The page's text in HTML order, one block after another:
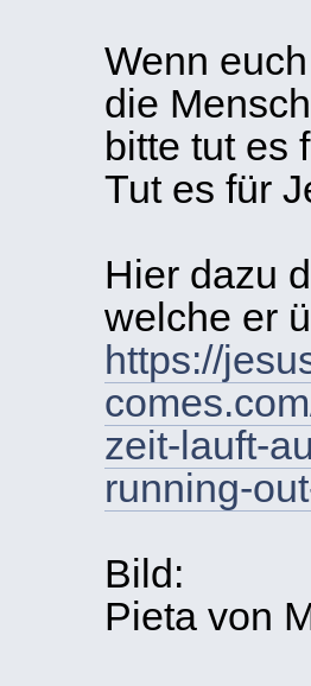
Wenn
die
bitte tut es
Tut es für
Hier dazu
welche er
https://
zeit-lauft-
running-
Bild:
Pieta von